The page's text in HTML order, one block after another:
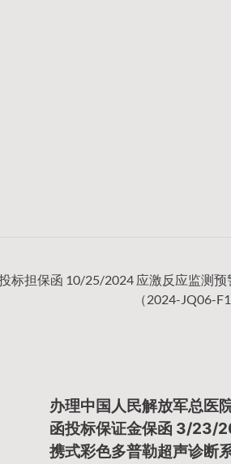
标担保函 10/25/2024 应激反应监测预
（2024-JQ06-
办理中国人民解放军总医
函投标保证金保函 3/23/
携式彩色多普勒超声诊断